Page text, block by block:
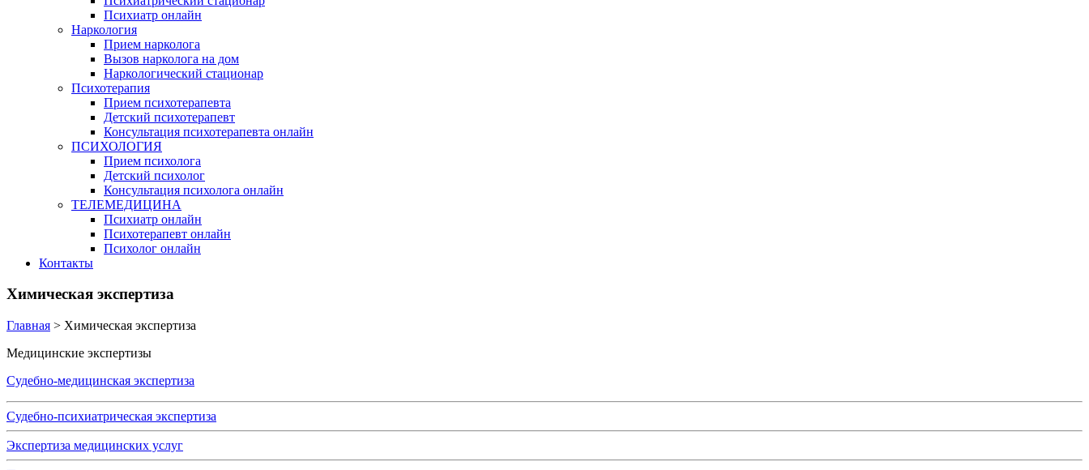
Психиатр онлайн
Наркология
Прием нарколога
Вызов нарколога на дом
Наркологический стационар
Психотерапия
Прием психотерапевта
Детский психотерапевт
Консультация психотерапевта онлайн
ПСИХОЛОГИЯ
Прием психолога
Детский психолог
Консультация психолога онлайн
ТЕЛЕМЕДИЦИНА
Психиатр онлайн
Психотерапевт онлайн
Психолог онлайн
Контакты
Химическая экспертиза
Главная > Химическая экспертиза
Медицинские экспертизы
Судебно-медицинская экспертиза
Судебно-психиатрическая экспертиза
Экспертиза медицинских услуг